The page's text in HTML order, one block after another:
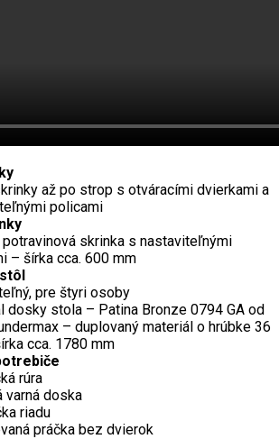
až po strop s otváracími dvierkami a
policami
skrinka s nastaviteľnými
– šírka cca. 600 mm
pre štyri osoby
dosky stola – Patina Bronze 0794 GA od
– duplovaný materiál o hrúbke 36
cca. 1780 mm
rúra
varná doska
riadu
práčka bez dvierok